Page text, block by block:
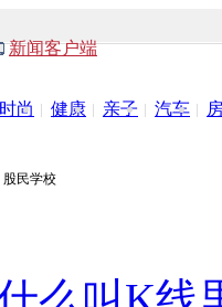
新闻客户端
时尚 健康 亲子 汽车
股民学校